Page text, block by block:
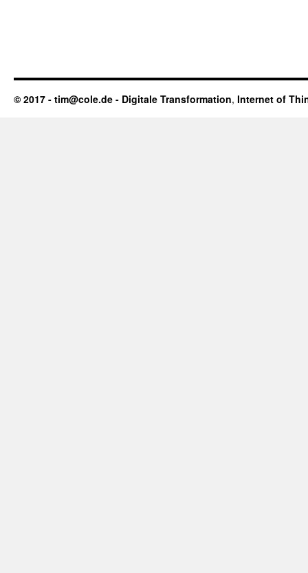
© 2017 - tim@cole.de - Digitale Transformation, Internet of